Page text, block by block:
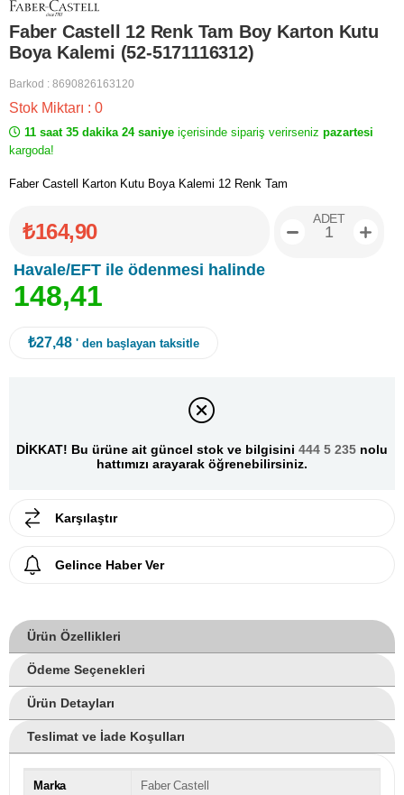
Faber Castell 12 Renk Tam Boy Karton Kutu
Boya Kalemi (52-5171116312)
Barkod : 8690826163120
Stok Miktarı : 0
11 saat 35 dakika 23 saniye içerisinde sipariş verirseniz pazartesi
kargoda!
Faber Castell Karton Kutu Boya Kalemi 12 Renk Tam
₺164,90
Havale/EFT ile ödenmesi halinde
148,41
ADET
₺27,48 ' den başlayan taksitle
DİKKAT! Bu ürüne ait güncel stok ve bilgisini 444 5 235 nolu
hattımızı arayarak öğrenebilirsiniz.
Karşılaştır
Gelince Haber Ver
Ürün Özellikleri
Ödeme Seçenekleri
Ürün Detayları
Teslimat ve İade Koşulları
Marka Faber Castell